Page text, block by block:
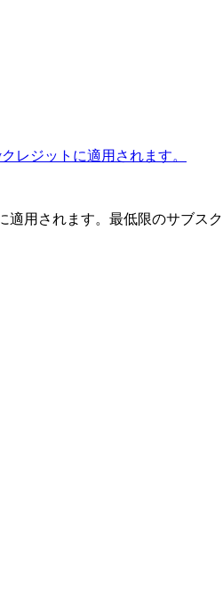
レジットに適用されます。
適用されます。最低限のサブス